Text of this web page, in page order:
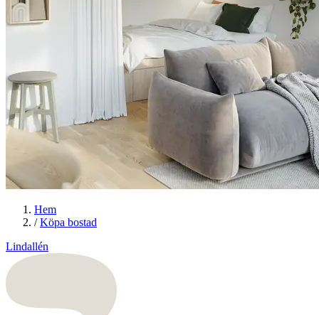
Hem
/ Köpa bostad
Lindallén